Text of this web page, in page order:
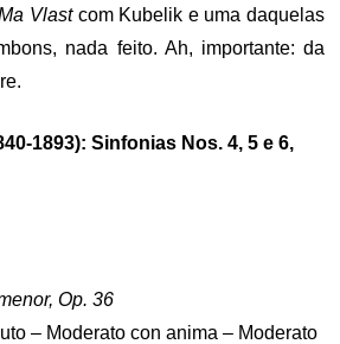
Vlastcom Kubelik e uma daquelas
nada feito. Ah, importante: da
1893): Sinfonias Nos. 4, 5 e 6,
Op. 36
– Moderato con anima – Moderato